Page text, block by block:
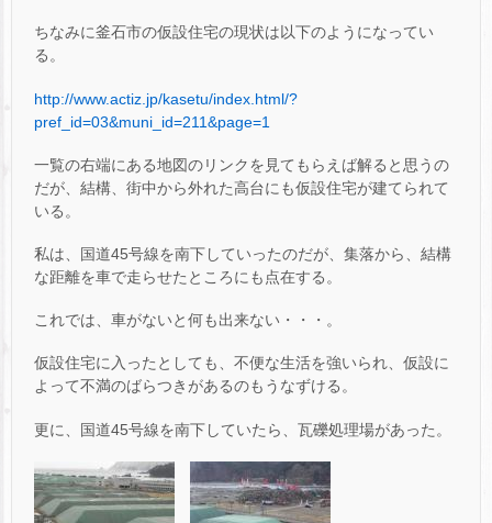
ちなみに釜石市の仮設住宅の現状は以下のようになってい
る。
http://www.actiz.jp/kasetu/index.html/?
pref_id=03&muni_id=211&page=1
一覧の右端にある地図のリンクを見てもらえば解ると思うの
だが、結構、街中から外れた高台にも仮設住宅が建てられて
いる。
私は、国道45号線を南下していったのだが、集落から、結構
な距離を車で走らせたところにも点在する。
これでは、車がないと何も出来ない・・・。
仮設住宅に入ったとしても、不便な生活を強いられ、仮設に
よって不満のばらつきがあるのもうなずける。
更に、国道45号線を南下していたら、瓦礫処理場があった。